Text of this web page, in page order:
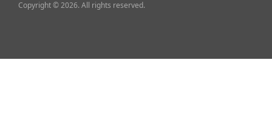
Copyright © 2026. All rights reserved.